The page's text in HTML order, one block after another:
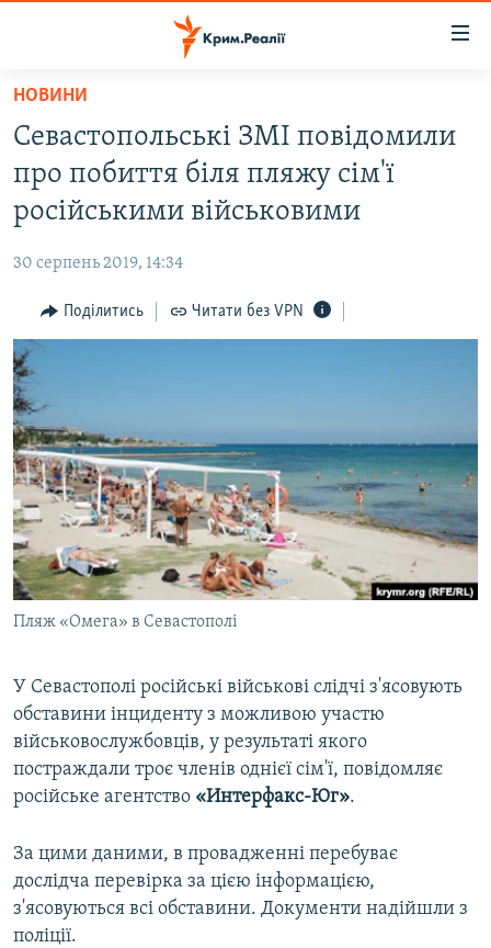
Перейти
основного
матеріалу
Перейти
до
основної
навігації
Перейти
до
пошуку
ВОДА.КРИМ
ВІДЕО ТА ФОТО
БЛОГИ
ПОГЛЯД
ІНТЕРВ'Ю
ВСЕ ЗА ДЕНЬ
СПЕЦПРОЕКТИ
ДЕПОРТАЦІЯ
ВІДЕОУРОКИ «ELIFBE»
СВІДЧЕННЯ ОКУПАЦІЇ
УКРАЇНСЬКА ПРОБЛЕМА КРИМУ
ІНФОГРАФІКА
ЯК ОБІЙТИ БЛОКУВАННЯ
Русский
Qırımtatar
ДОЛУЧАЙСЯ!
Усі сайти RFE/RL
НОВИНИ
Севастопольські ЗМІ повідомили
про побиття біля пляжу сім'ї
російськими військовими
30 серпень 2019, 14:34
Поділитись Читати без VPN
Пляж «Омега» в Севастополі
У Севастополі російські військові слідчі з'ясовують
обставини інциденту з можливою участю
військовослужбовців, у результаті якого
постраждали троє членів однієї сім'ї, повідомляє
російське агентство «Интерфакс-Юг».
За цими даними, в провадженні перебуває
дослідча перевірка за цією інформацією,
з'ясовуються всі обставини. Документи надійшли з
поліції.